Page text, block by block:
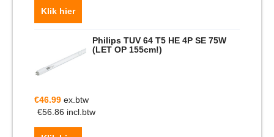
Klik hier
Philips TUV 64 T5 HE 4P SE 75W
(LET OP 155cm!)
€46.99 ex.btw
€56.86 incl.btw